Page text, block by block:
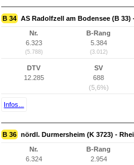
B 34 AS Radolfzell am Bodensee (B 33)
Nr.
6.323
(5.788)
B-Rang
5.384
(3.012)
DTV
12.285
SV
688
(5,6%)
Infos...
B 36 nördl. Durmersheim (K 3723) -
Nr.
6.324
B-Rang
2.954